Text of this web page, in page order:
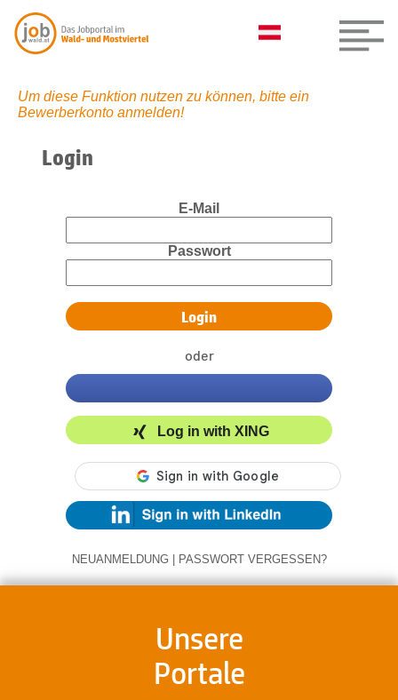
Um diese Funktion nutzen zu können, bitte ein
Bewerberkonto anmelden!
Login
E-Mail
Passwort
oder
Log in with XING
NEUANMELDUNG | PASSWORT VERGESSEN?
Unsere
Portale